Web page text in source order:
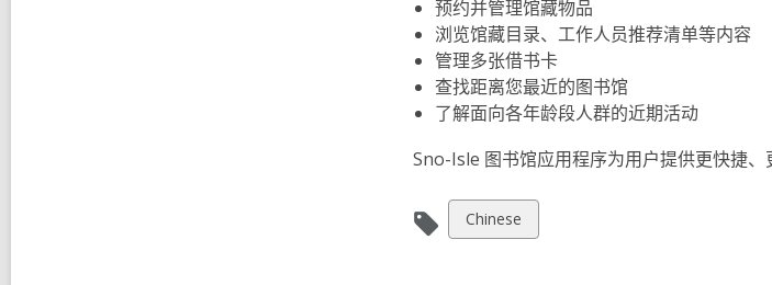
预约并管理馆藏物品
浏览馆藏目录、工作人员推荐清单等内容
管理多张借书卡
查找距离您最近的图书馆
了解面向各年龄段人群的近期活动
Sno-Isle 图书馆应用程序为用户提供更快捷
View
all
Chinese